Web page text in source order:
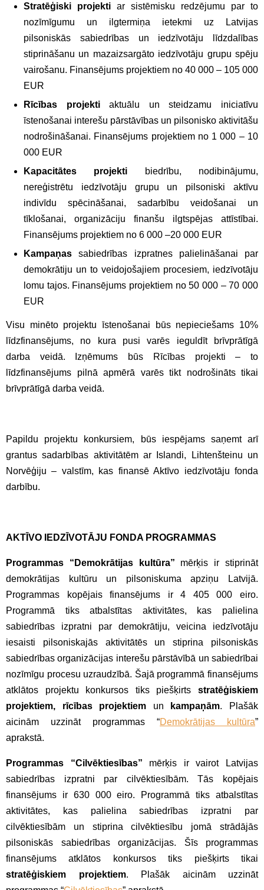
Stratēģiski projekti ar sistēmisku redzējumu par to
nozīmīgumu un ilgtermiņa ietekmi uz Latvijas
pilsoniskās sabiedrības un iedzīvotāju līdzdalības
stiprināšanu un mazaizsargāto iedzīvotāju grupu spēju
vairošanu. Finansējums projektiem no 40 000 – 105 000
EUR
Rīcības projektiaktuālu un steidzamu iniciatīvu
īstenošanai interešu pārstāvības un pilsonisko aktivitāšu
nodrošināšanai. Finansējums projektiem no 1 000 – 10
000 EUR
Kapacitātes projekti biedrību, nodibinājumu,
nereģistrētu iedzīvotāju grupu un pilsoniski aktīvu
indivīdu spēcināšanai, sadarbību veidošanai un
tīklošanai, organizāciju finanšu ilgtspējas attīstībai.
Finansējums projektiem no 6 000 –20 000 EUR
Kampaņas sabiedrības izpratnes palielināšanai par
demokrātiju un to veidojošajiem procesiem, iedzīvotāju
lomu tajos. Finansējums projektiem no 50 000 – 70 000
EUR
Visu minēto projektu īstenošanai būs nepieciešams 10%
līdzfinansējums, no kura pusi varēs ieguldīt brīvprātīgā
darba veidā. Izņēmums būs Rīcības projekti – to
līdzfinansējums pilnā apmērā varēs tikt nodrošināts tikai
brīvprātīgā darba veidā.
Papildu projektu konkursiem, būs iespējams saņemt arī
grantus sadarbības aktivitātēm ar Islandi, Lihtenšteinu un
Norvēģiju – valstīm, kas finansē Aktīvo iedzīvotāju fonda
darbību.
AKTĪVO IEDZĪVOTĀJU FONDA PROGRAMMAS
Programmas “Demokrātijas kultūra” mērķis ir stiprināt
demokrātijas kultūru un pilsoniskuma apziņu Latvijā.
Programmas kopējais finansējums ir 4 405 000 eiro.
Programmā tiks atbalstītas aktivitātes, kas palielina
sabiedrības izpratni par demokrātiju, veicina iedzīvotāju
iesaisti pilsoniskajās aktivitātēs un stiprina pilsoniskās
sabiedrības organizācijas interešu pārstāvībā un sabiedrībai
nozīmīgu procesu uzraudzībā. Šajā programmā finansējums
atklātos projektu konkursos tiks piešķirts stratēģiskiem
projektiem, rīcības projektiem un kampaņām. Plašāk
aicinām uzzināt programmas “Demokrātijas kultūra”
aprakstā.
Programmas “Cilvēktiesības” mērķis ir vairot Latvijas
sabiedrības izpratni par cilvēktiesībām. Tās kopējais
finansējums ir 630 000 eiro. Programmā tiks atbalstītas
aktivitātes, kas palielina sabiedrības izpratni par
cilvēktiesībām un stiprina cilvēktiesību jomā strādājās
pilsoniskās sabiedrības organizācijas. Šīs programmas
finansējums atklātos konkursos tiks piešķirts tikai
stratēģiskiem projektiem. Plašāk aicinām uzzināt